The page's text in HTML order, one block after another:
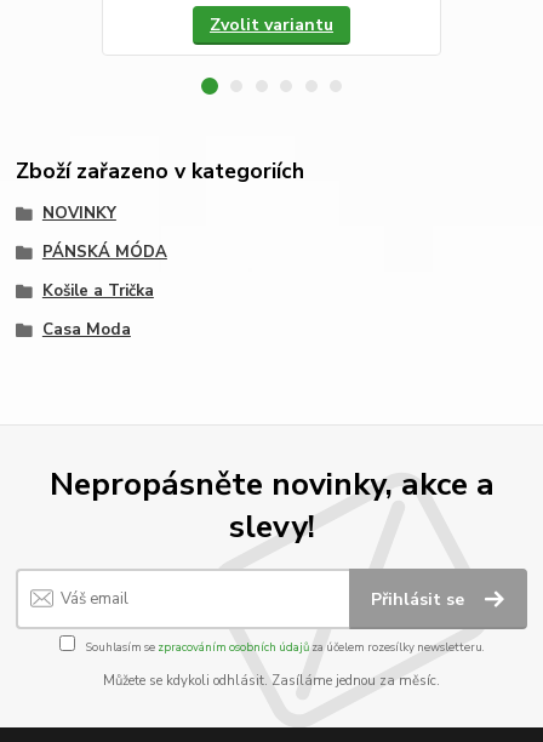
Zvolit variantu
Zboží zařazeno v kategoriích
NOVINKY
PÁNSKÁ MÓDA
Košile a Trička
Casa Moda
Nepropásněte novinky, akce a
slevy!
Přihlásit se
Souhlasím se zpracováním osobních údajůza účelem rozesílky newsletteru.
Můžete se kdykoli odhlásit. Zasíláme jednou za měsíc.